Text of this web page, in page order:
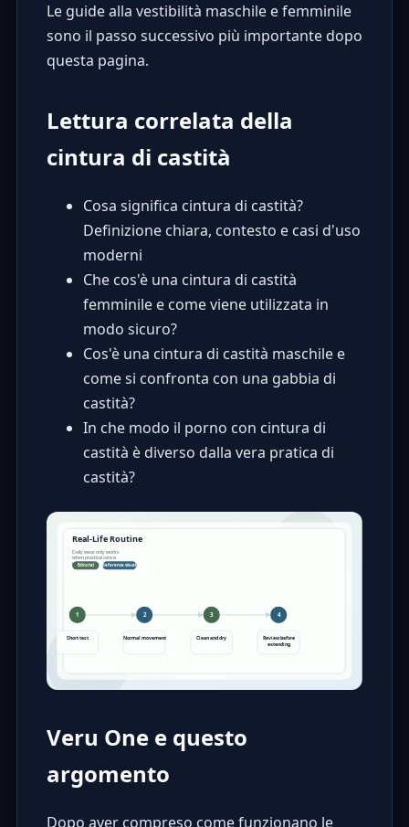
Le guide alla vestibilità maschile e femminile
sono il passo successivo più importante dopo
questa pagina.
Lettura correlata della
cintura di castità
Cosa significa cintura di castità?
Definizione chiara, contesto e casi d'uso
moderni
Che cos'è una cintura di castità
femminile e come viene utilizzata in
modo sicuro?
Cos'è una cintura di castità maschile e
come si confronta con una gabbia di
castità?
In che modo il porno con cintura di
castità è diverso dalla vera pratica di
castità?
Veru One e questo
argomento
Dopo aver compreso come funzionano le